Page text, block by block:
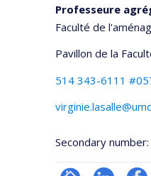
Professeure
Faculté de
Pavillon de la
514 343-6111
Secondary number: